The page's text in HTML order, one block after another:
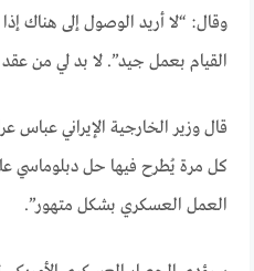
وقال: “لا أريد الوصول إلى هناك
القيام بعمل جيد”. لا بد لي من
قال وزير الخارجية الإيراني عباس
كل مرة يُطرح فيها حل دبلوماسي على
العمل العسكري بشكل متهور”.